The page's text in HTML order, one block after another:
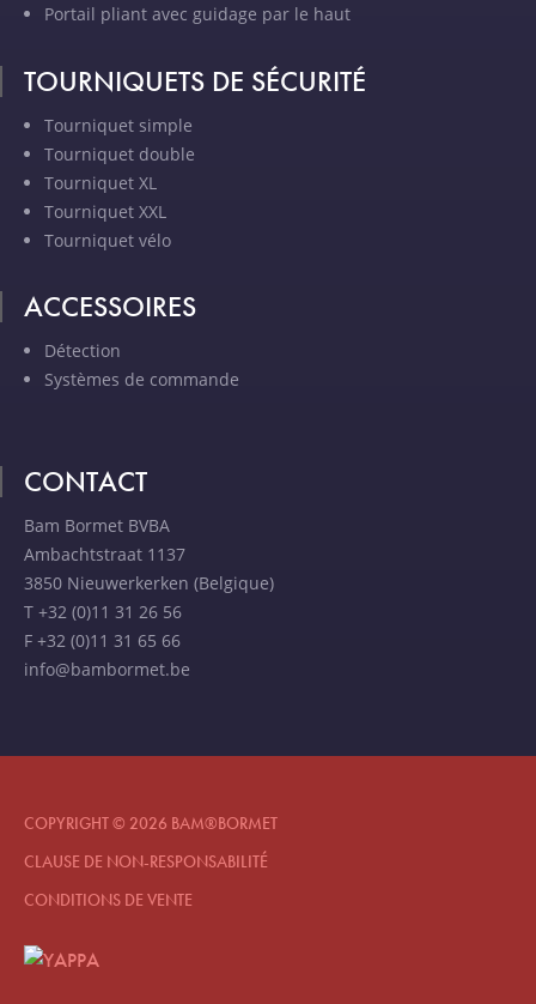
Portail pliant avec guidage par le haut
TOURNIQUETS DE SÉCURITÉ
Tourniquet simple
Tourniquet double
Tourniquet XL
Tourniquet XXL
Tourniquet vélo
ACCESSOIRES
Détection
Systèmes de commande
CONTACT
Bam Bormet BVBA
Ambachtstraat 1137
3850 Nieuwerkerken (Belgique)
T +32 (0)11 31 26 56
F +32 (0)11 31 65 66
info@bambormet.be
COPYRIGHT © 2026 BAM®BORMET
CLAUSE DE NON-RESPONSABILITÉ
CONDITIONS DE VENTE